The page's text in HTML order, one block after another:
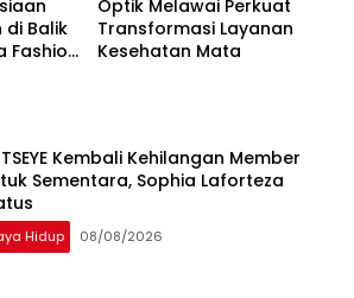
Balik
Fashion
Optik Melawai Perkuat
Transformasi Layanan
Kesehatan Mata
Kembali Kehilangan Member
Sementara, Sophia Laforteza
Hidup 08/08/2026